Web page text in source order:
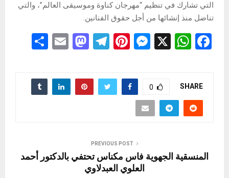
التي تشارك في تنظيم “مهرجان كناوة وموسيقى العالم”، والتي
تناضل منذ إنشائها من أجل حقوق الفنانين.
F
b
o
o
W
A
p
X
M
se
n
Pi
er
es
T
e
gr
M
st
o
E
ail
ar
e
SHARE
0
PREVIOUS POST
المنسقية الجهوية فاس مكناس تحتفي بالدكتور أحمد
العلوي العبدلاوي